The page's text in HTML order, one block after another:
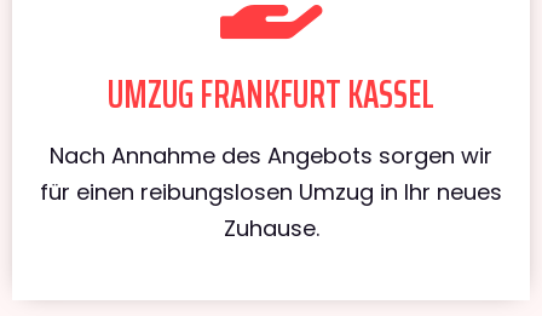
UMZUG FRANKFURT KASSEL
Nach Annahme des Angebots sorgen wir
für einen reibungslosen Umzug in Ihr neues
Zuhause.